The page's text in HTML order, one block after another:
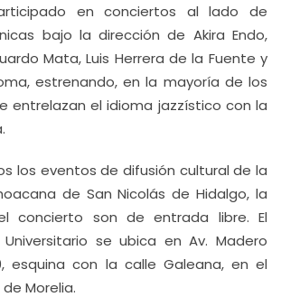
en conciertos al lado de
bajo la dirección de Akira Endo,
Mata, Luis Herrera de la Fuente y
estrenando, en la mayoría de los
entrelazan el idioma jazzístico con la
los eventos de difusión cultural de la
de San Nicolás de Hidalgo, la
concierto son de entrada libre. El
se ubica en Av. Madero
esquina con la calle Galeana, en el
Morelia.